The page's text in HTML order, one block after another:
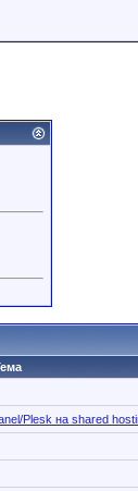
Plesk на shared